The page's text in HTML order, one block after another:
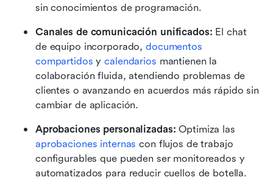
sin conocimientos de programación.
Canales de comunicación unificados: El chat
de equipo incorporado, documentos
compartidos y calendarios mantienen la
colaboración fluida, atendiendo problemas de
clientes o avanzando en acuerdos más rápido sin
cambiar de aplicación.
Aprobaciones personalizadas:
aprobaciones internas con flujos de trabajo
configurables que pueden ser monitoreados y
automatizados para reducir cuellos de botella.